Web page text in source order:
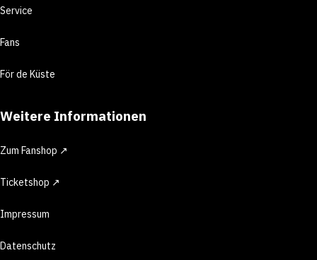
Service
Fans
För de Küste
Weitere Informationen
Zum Fanshop ↗
Ticketshop ↗
Impressum
Datenschutz